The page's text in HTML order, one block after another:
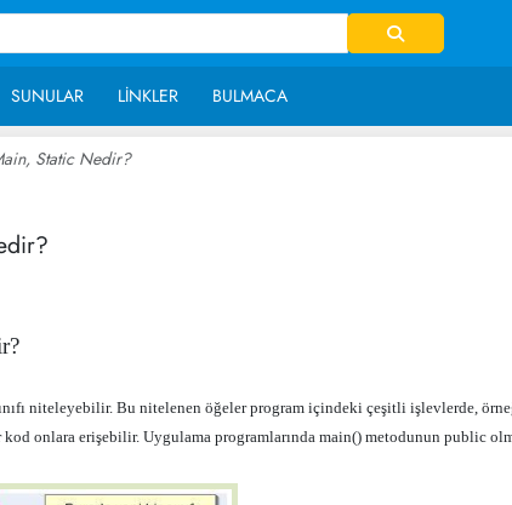
SUNULAR LINKLER BULMACA
Static Nedir?
niteleyebilir. Bu nitelenen öğeler program içindeki çeşitli işlevlerde,
onlara erişebilir. Uygulama programlarında main() metodunun public